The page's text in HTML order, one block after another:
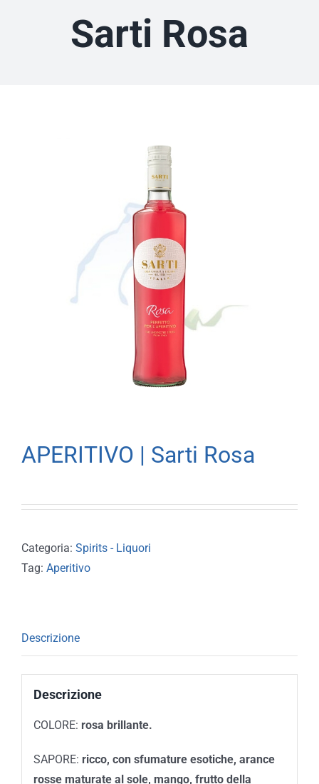
Sarti Rosa
APERITIVO | Sarti Rosa
Categoria: Spirits - Liquori
Tag: Aperitivo
Descrizione
Descrizione
COLORE: rosa brillante.
SAPORE: ricco, con sfumature esotiche, arance
rosse maturate al sole, mango, frutto della